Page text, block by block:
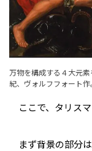
万物を構成する４大元
紀、ヴォルフフォート作。
ここで、タリスマ
まず背景の部分